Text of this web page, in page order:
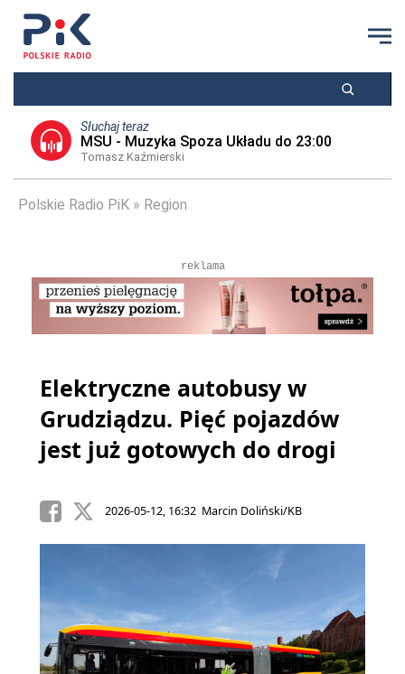
Słuchaj teraz
MSU - Muzyka Spoza Układu do 23:00
Tomasz Kaźmierski
Polskie Radio PiK Region
reklama
Elektryczne autobusy w
Grudziądzu. Pięć pojazdów
jest już gotowych do drogi
2026-05-12, 16:32 Marcin Doliński/KB